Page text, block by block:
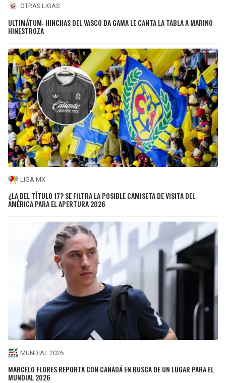
OTRAS LIGAS
ULTIMÁTUM: HINCHAS DEL VASCO DA GAMA LE CANTA LA TABLA A MARINO
HINESTROZA
LIGA MX
¿LA DEL TÍTULO 17? SE FILTRA LA POSIBLE CAMISETA DE VISITA DEL
AMÉRICA PARA EL APERTURA 2026
MUNDIAL 2026
MARCELO FLORES REPORTA CON CANADÁ EN BUSCA DE UN LUGAR PARA EL
MUNDIAL 2026